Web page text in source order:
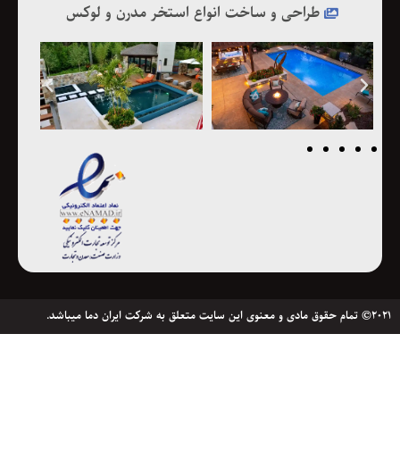
طراحی و ساخت انواع استخر مدرن و لوکس
2021© تمام حقوق مادی و معنوی این سایت متعلق به شرکت ایران دما میباشد.